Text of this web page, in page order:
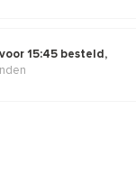
15:45 besteld,